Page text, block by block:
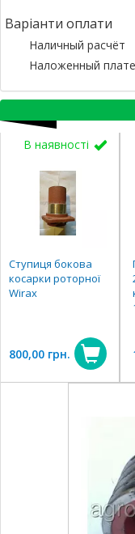
Варіанти оплати
Наличный расчёт
Наложенный
В наявності
Ступиця бокова
косарки роторної
Wirax
800,00 грн.